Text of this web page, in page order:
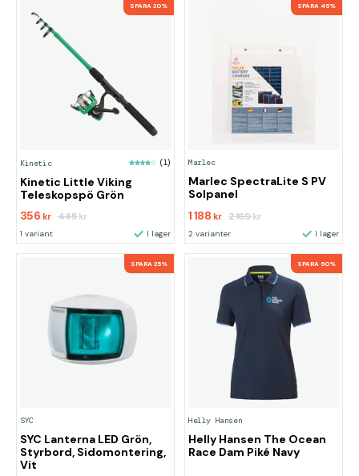
SPARA 20%
Kinetic (1)
Kinetic Little Viking
Teleskopspö Grön
356 kr 445kr
1 variant I lager
SPARA 45%
Marlec
Marlec SpectraLite S PV
Solpanel
1 188 kr 2 169kr
2 varianter I lager
SPARA 25%
SYC
SYC Lanterna LED Grön,
Styrbord, Sidomontering,
Vit
SPARA 50%
Helly Hansen
Helly Hansen The Ocean
Race Dam Piké Navy